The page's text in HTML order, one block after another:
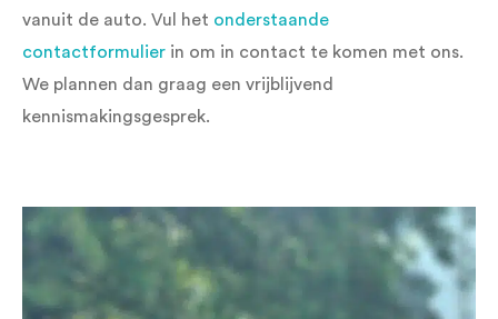
vanuit de auto. Vul het onderstaande
contactformulier in om in contact te komen met ons.
We plannen dan graag een vrijblijvend
kennismakingsgesprek.